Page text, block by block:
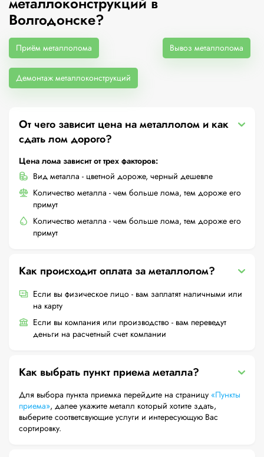
Волгодонске?
Приём металлолома Вывоз металлолома
Демонтаж металлоконструкций
От чего зависит цена на металлолом и как
сдать лом дорого?
Цена лома зависит от трех факторов:
Вид металла - цветной дороже, черный дешевле
Количество металла - чем больше лома, тем дороже его
примут
Количество металла - чем больше лома, тем дороже его
примут
Как происходит оплата за металлолом?
Если вы физическое лицо - вам заплатят наличными или
на карту
Если вы компания или производство - вам переведут
деньги на расчетный счет компании
Как выбрать пункт приема металла?
Для выбора пункта приемка перейдите на страницу «Пункты
приема», далее укажите металл который хотите здать,
выберите соответсвующие услуги и интересующую Вас
сортировку.